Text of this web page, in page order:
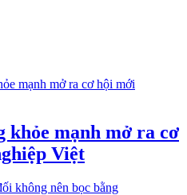
khỏe mạnh mở ra cơ
Việt